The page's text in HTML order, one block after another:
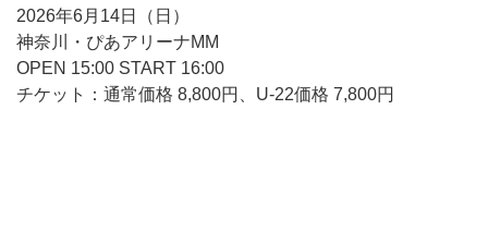
2026年6月14日（日）
神奈川・ぴあアリーナMM
OPEN 15:00 START 16:00
チケット：通常価格 8,800円、U-22価格 7,800円